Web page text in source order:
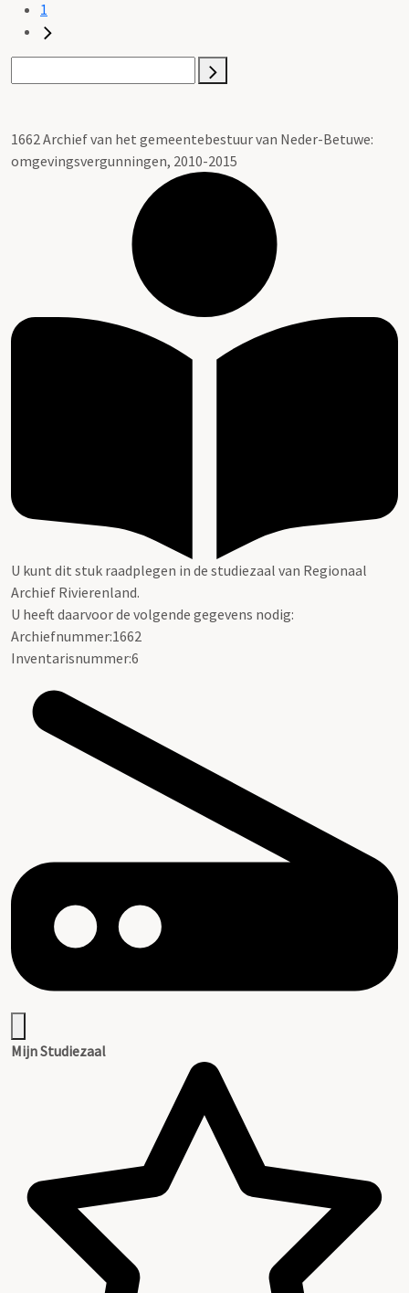
1
1662 Archief van het gemeentebestuur van Neder-Betuwe:
omgevingsvergunningen, 2010-2015
U kunt dit stuk raadplegen in de studiezaal van Regionaal
Archief Rivierenland.
U heeft daarvoor de volgende gegevens nodig:
Archiefnummer:1662
Inventarisnummer:6
Mijn Studiezaal